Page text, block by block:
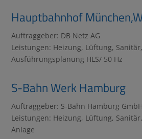
Hauptbahnhof
Auftraggeber: DB Netz AG
Leistungen: Heizung, Lüftung,
Ausführungsplanung HLS/ 50 Hz
S-Bahn Werk Hamburg
Auftraggeber: S-Bahn Hamburg GmbH
Leistungen: Heizung, Lüftung, Sanitär,
Anlage